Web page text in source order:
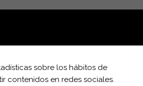
sobre los hábitos de
contenidos en redes sociales.